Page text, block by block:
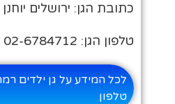
כתובת הגן: ירושלים יוחנן
טלפון הגן: 02-6784712
לכל המידע על גן ילדים רמת
טלפון